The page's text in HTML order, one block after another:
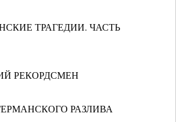
ТРАГЕДИИ. ЧАСТЬ
РЕКОРДСМЕН
РАЗЛИВА